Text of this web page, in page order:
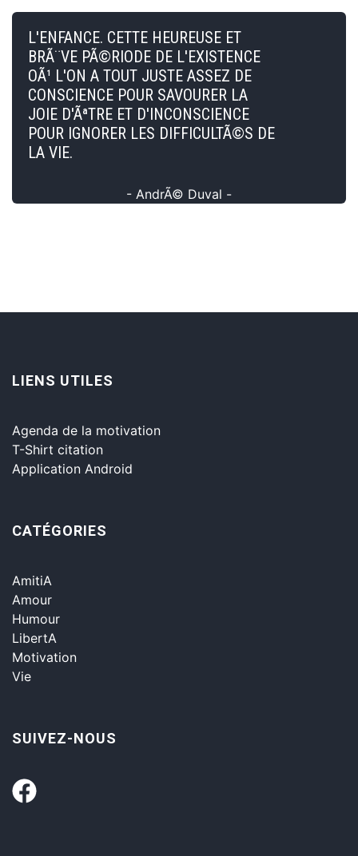
L'ENFANCE. CETTE HEUREUSE ET
BRÃ¨VE PÃ©RIODE DE L'EXISTENCE
OÃ¹ L'ON A TOUT JUSTE ASSEZ DE
CONSCIENCE POUR SAVOURER LA
JOIE D'ÃªTRE ET D'INCONSCIENCE
POUR IGNORER LES DIFFICULTÃ©S DE
LA VIE.
- AndrÃ© Duval -
LIENS UTILES
Agenda de la motivation
T-Shirt citation
Application Android
CATÉGORIES
AmitiA
Amour
Humour
LibertA
Motivation
Vie
SUIVEZ-NOUS